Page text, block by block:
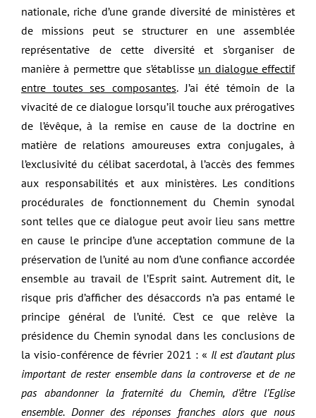
nationale, riche d’une grande diversité de ministères et
de missions peut se structurer en une assemblée
représentative de cette diversité et s’organiser de
manière à permettre que s’établisse un dialogue effectif
entre toutes ses composantes. J’ai été témoin de la
vivacité de ce dialogue lorsqu’il touche aux prérogatives
de l’évêque, à la remise en cause de la doctrine en
matière de relations amoureuses extra conjugales, à
l’exclusivité du célibat sacerdotal, à l’accès des femmes
aux responsabilités et aux ministères. Les conditions
procédurales de fonctionnement du Chemin synodal
sont telles que ce dialogue peut avoir lieu sans mettre
en cause le principe d’une acceptation commune de la
préservation de l’unité au nom d’une confiance accordée
ensemble au travail de l’Esprit saint. Autrement dit, le
risque pris d’afficher des désaccords n’a pas entamé le
principe général de l’unité. C’est ce que relève la
présidence du Chemin synodal dans les conclusions de
la visio-conférence de février 2021 : « Il est d’autant plus
important de rester ensemble dans la controverse et de ne
pas abandonner la fraternité du Chemin, d’être l’Eglise
ensemble. Donner des réponses franches alors que nous